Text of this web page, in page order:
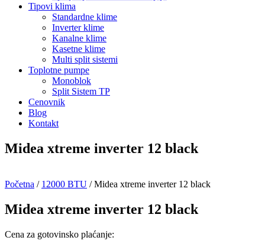
Tipovi klima
Standardne klime
Inverter klime
Kanalne klime
Kasetne klime
Multi split sistemi
Toplotne pumpe
Monoblok
Split Sistem TP
Cenovnik
Blog
Kontakt
Midea xtreme inverter 12 black
Početna / 12000 BTU / Midea xtreme inverter 12 black
Midea xtreme inverter 12 black
Cena za gotovinsko plaćanje: